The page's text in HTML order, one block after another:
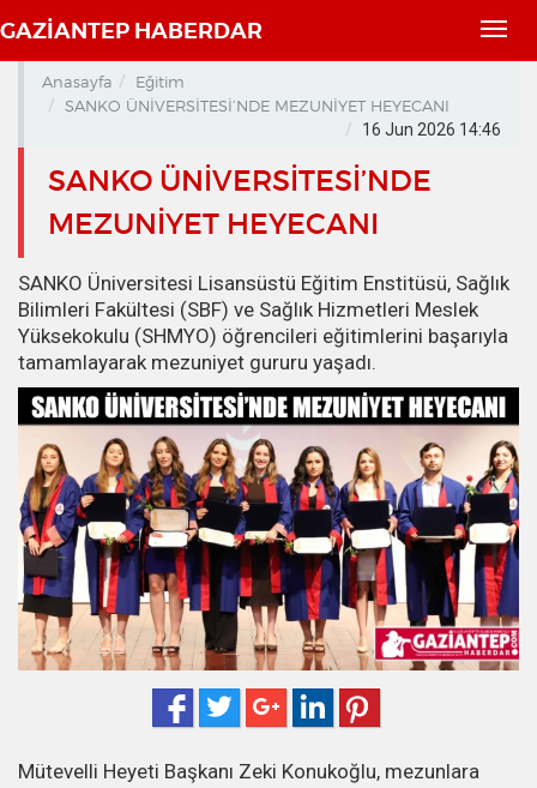
GAZİANTEP HABERDAR
Anasayfa
Eğitim
SANKO ÜNİVERSİTESİ’NDE MEZUNİYET HEYECANI
16 Jun 2026 14:46
SANKO ÜNİVERSİTESİ’NDE
MEZUNİYET HEYECANI
SANKO Üniversitesi Lisansüstü Eğitim Enstitüsü, Sağlık
Bilimleri Fakültesi (SBF) ve Sağlık Hizmetleri Meslek
Yüksekokulu (SHMYO) öğrencileri eğitimlerini başarıyla
tamamlayarak mezuniyet gururu yaşadı.
Mütevelli Heyeti Başkanı Zeki Konukoğlu, mezunlara